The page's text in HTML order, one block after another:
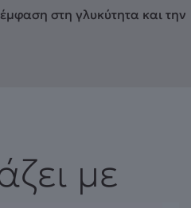
στη γλυκύτητα και την
με